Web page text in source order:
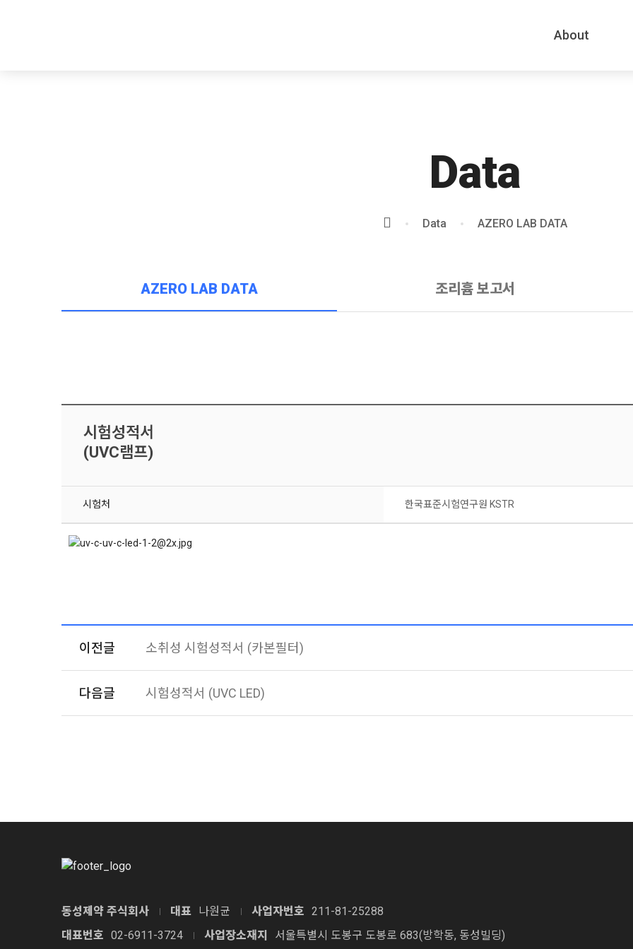
About
Data AZERO LAB DATA
Data
AZERO LAB DATA 조리흄 보고서
시험성적서
(UVC램프)
시험처 한국표준시험연구원 KSTR
이전글 소취성 시험성적서 (카본필터)
다음글 시험성적서 (UVC LED)
동성제약 주식회사 대표 나원균 사업자번호 211-81-25288
대표번호 02-6911-3724 사업장소재지 서울특별시 도봉구 도봉로 683(방학동, 동성빌딩)